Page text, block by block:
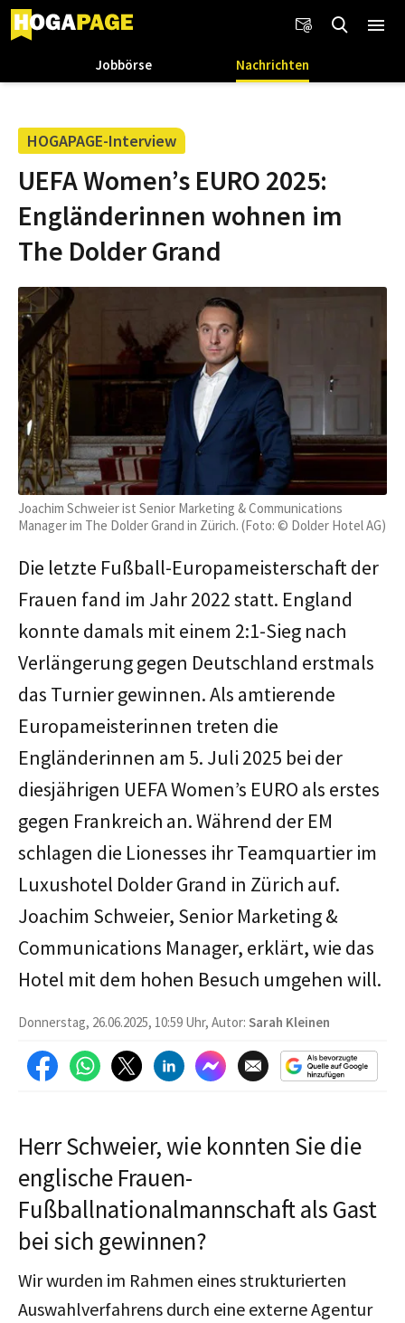
Jobbörse Nachrichten
HOGAPAGE-Interview
UEFA Women’s EURO 2025:
Engländerinnen wohnen im
The Dolder Grand
Joachim Schweier ist Senior Marketing & Communications
Manager im The Dolder Grand in Zürich. (Foto: © Dolder Hotel AG)
Die letzte Fußball-Europameisterschaft der
Frauen fand im Jahr 2022 statt. England
konnte damals mit einem 2:1-Sieg nach
Verlängerung gegen Deutschland erstmals
das Turnier gewinnen. Als amtierende
Europameisterinnen treten die
Engländerinnen am 5. Juli 2025 bei der
diesjährigen UEFA Women’s EURO als erstes
gegen Frankreich an. Während der EM
schlagen die Lionesses ihr Teamquartier im
Luxushotel Dolder Grand in Zürich auf.
Joachim Schweier, Senior Marketing &
Communications Manager, erklärt, wie das
Hotel mit dem hohen Besuch umgehen will.
Donnerstag, 26.06.2025, 10:59 Uhr, Autor: Sarah Kleinen
Herr Schweier, wie konnten Sie die
englische Frauen-
Fußballnationalmannschaft als Gast
bei sich gewinnen?
Wir wurden im Rahmen eines strukturierten
Auswahlverfahrens durch eine externe Agentur